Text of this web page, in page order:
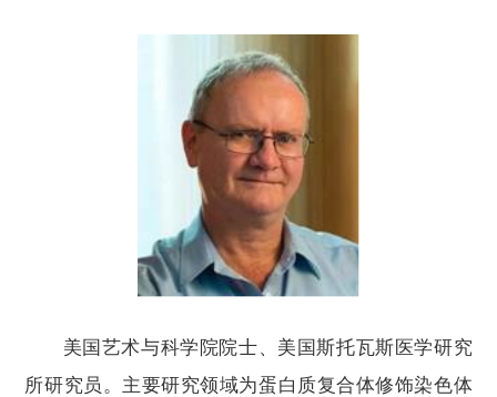
美国艺术与科学院院士、美国斯托瓦斯医学研究
所研究员。主要研究领域为蛋白质复合体修饰染色体